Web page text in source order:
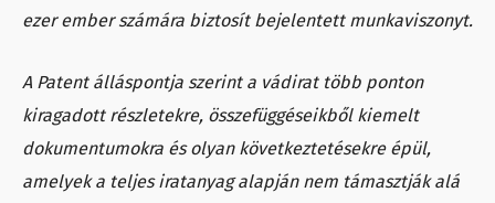
ezer ember számára biztosít bejelentett munkaviszonyt.
A Patent álláspontja szerint a vádirat több ponton
kiragadott részletekre, összefüggéseikből kiemelt
dokumentumokra és olyan következtetésekre épül,
amelyek a teljes iratanyag alapján nem támasztják alá